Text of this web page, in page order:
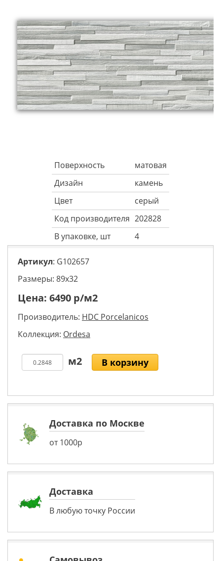
Поверхность
матовая
Дизайн
камень
Цвет
серый
Код производителя 202828
В упаковке, шт
4
Артикул: G102657
Размеры: 89х32
Цена: 6490 р/м2
Производитель: HDC Porcelanicos
Коллекция: Ordesa
В корзину
Доставка по Москве
от 1000р
Доставка
В любую точку России